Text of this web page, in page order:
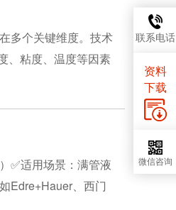
多个关键维度。技术
、粘度、温度等因素
‌✅‌适用场景‌：满管液
Edre+Hauer、西门
联系电话
资料
下载
微信咨询